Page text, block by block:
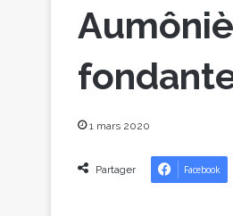
1 mars 2020
Partager Facebook